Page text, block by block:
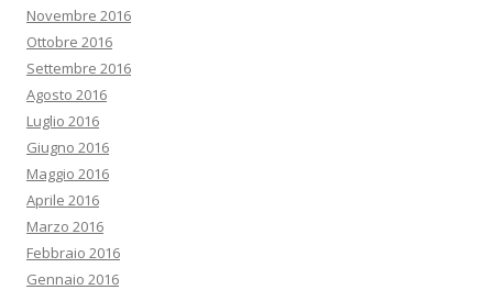
Novembre 2016
Ottobre 2016
Settembre 2016
Agosto 2016
Luglio 2016
Giugno 2016
Maggio 2016
Aprile 2016
Marzo 2016
Febbraio 2016
Gennaio 2016